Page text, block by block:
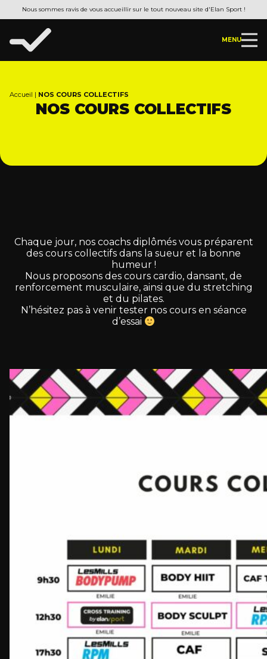
Nous sommes ravis de vous accueillir sur le tout nouveau site d'Elan Sport !
MENU
Accueil | NOS COURS COLLECTIFS
NOS COURS COLLECTIFS
Chaque jour, nos coachs diplômés vous préparent
des cours collectifs dans la sueur et la bonne
humeur !
Nous proposons des cours cardio, dansant, de
renforcement musculaire, ainsi que du stretching
et du pilates.
N’hésitez pas à venir tester nos cours en séance
d’essai